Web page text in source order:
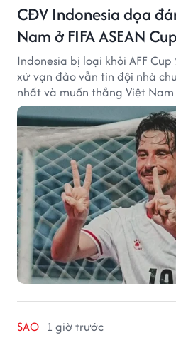
CĐV Indonesia dọa
Nam ở FIFA ASEAN
Indonesia bị loại khỏi AFF
xứ vạn đảo vẫn tin đội nhà
nhất và muốn thắng Việt Nam
2026.
SAO 1 giờ trước